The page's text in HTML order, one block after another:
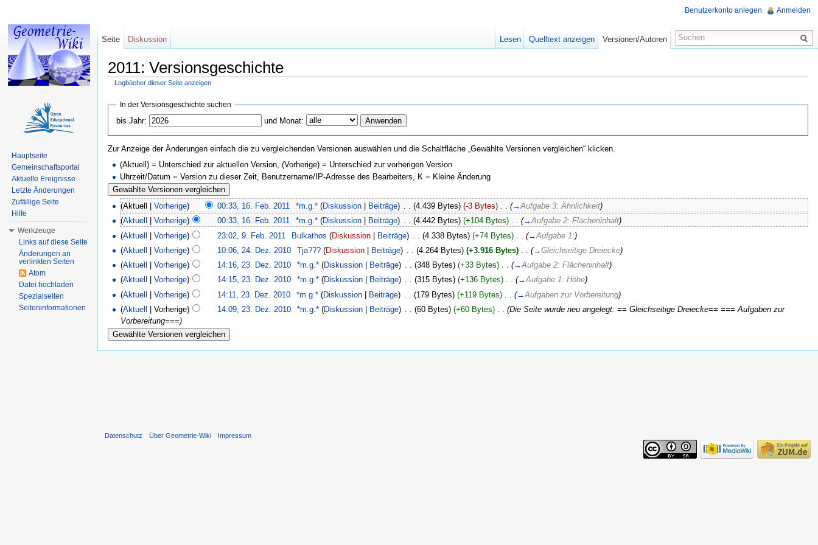
2011: Versionsgeschichte
Logbücher dieser Seite anzeigen
In der Versionsgeschichte suchen
bis Jahr: und Monat:
Zur Anzeige der Änderungen einfach die zu vergleichenden Versionen auswählen und die Schaltfläche „Gewählte Versionen vergleichen“ klicken.
(Aktuell) = Unterschied zur aktuellen Version, (Vorherige) = Unterschied zur vorherigen Version
Uhrzeit/Datum = Version zu dieser Zeit, Benutzername/IP-Adresse des Bearbeiters, K = Kleine Änderung
(Aktuell |Vorherige) 00:33, 16. Feb. 2011 *m.g.* (Diskussion| Beiträge) . . (4.439 Bytes) (-3 Bytes) . . (→Aufgabe 3: Ähnlichkeit)
(Aktuell |Vorherige) 00:33, 16. Feb. 2011 *m.g.* (Diskussion| Beiträge) . . (4.442 Bytes) (+104 Bytes) . . (→Aufgabe 2: Flächeninhalt)
(Aktuell |Vorherige) 23:02, 9. Feb. 2011 Bulkathos (Diskussion| Beiträge) (4.338 Bytes) (+74 Bytes) (→Aufgabe 1:)
(Aktuell |Vorherige) 10:06, 24. Dez. 2010 Tja??? (Diskussion| Beiträge) (4.264 Bytes) (+3.916 Bytes) (→Gleichseitige Dreiecke)
(Aktuell |Vorherige) 14:16, 23. Dez. 2010 *m.g.* (Diskussion| Beiträge) . . (348 Bytes) (+33 Bytes) . . (→Aufgabe 2: Flächeninhalt)
(Aktuell |Vorherige) 14:15, 23. Dez. 2010 *m.g.* (Diskussion| Beiträge) . . (315 Bytes) (+136 Bytes) . . (→Aufgabe 1: Höhe)
(Aktuell |Vorherige) 14:11, 23. Dez. 2010 *m.g.* (Diskussion| Beiträge) (179 Bytes) (+119 Bytes) (→Aufgaben zur Vorbereitung)
(Aktuell | Vorherige) 14:09, 23. Dez. 2010 *m.g.* (Diskussion| Beiträge) (60 Bytes) (+60 Bytes)
(Die Seite wurde neu angelegt: == Gleichseitige Dreiecke== === Aufgaben zur
Vorbereitung===)
Benutzerkonto anlegen Anmelden
Seite Diskussion Lesen Quelltext anzeigen Versionen/Autoren
Hauptseite
Gemeinschaftsportal
Aktuelle Ereignisse
Letzte Änderungen
Zufällige Seite
Hilfe
Werkzeuge
Links auf diese Seite
Änderungen an
verlinkten Seiten
Atom
Datei hochladen
Spezialseiten
Seiteninformationen
Datenschutz Über Geometrie-Wiki Impressum